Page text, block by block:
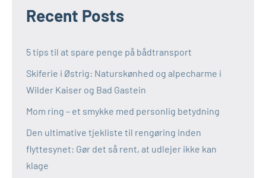
Recent Posts
5 tips til at spare penge på bådtransport
Skiferie i Østrig: Naturskønhed og alpecharme i
Wilder Kaiser og Bad Gastein
Mom ring – et smykke med personlig betydning
Den ultimative tjekliste til rengøring inden
flyttesynet: Gør det så rent, at udlejer ikke kan
klage